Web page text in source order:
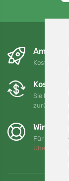
Am
Sie können
Wir
Für jede
Über uns